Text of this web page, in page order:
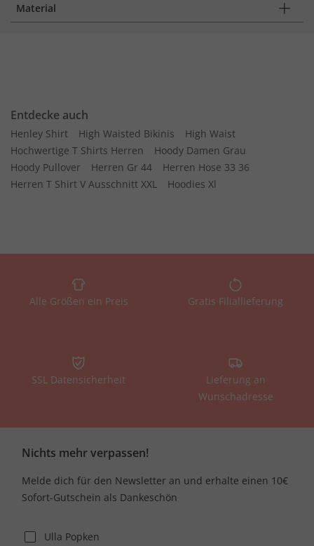
Material
Entdecke auch
Henley Shirt High Waisted Bikinis
High Waist
Hochwertige T Shirts Herren
Hoody Damen Grau
Hoody Pullover
Herren Gr 44
Herren Hose 33 36
Herren T Shirt V Ausschnitt XXL
Hoodies Xl
Alle Größen ein Preis Gratis Filiallieferung
SSL Datensicherheit
Lieferung an
Wunschadresse
Nichts mehr verpassen!
Melde dich für den Newsletter an und erhalte einen 10€
Sofort-Gutschein als Dankeschön
Ulla Popken